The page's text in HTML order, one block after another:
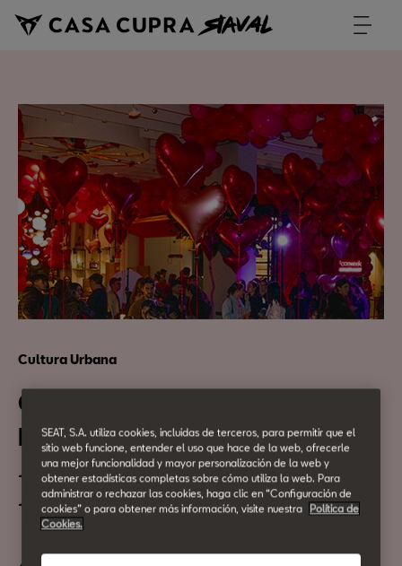
Cultura Urbana
CASA SEAT Lovers: Tardeo by
El Tardet
14 de Febrero
19:00h
SEAT, S.A. utiliza cookies, incluidas de terceros, para permitir que el
sitio web funcione, entender el uso que hace de la web, ofrecerle
una mejor funcionalidad y mayor personalización de la web y
obtener estadísticas completas sobre cómo utiliza la web. Para
administrar o rechazar las cookies, haga clic en “Configuración de
cookies” o para obtener más información, visite nuestra
Política de
Cookies.